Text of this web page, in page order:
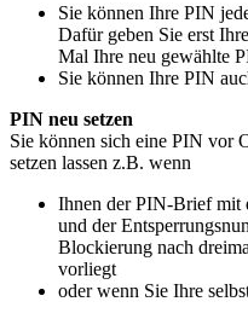
Sie können Ihre PIN
Dafür geben Sie erst
Mal Ihre neu gewählte
Sie können Ihre PIN
PIN neu setzen
Sie können sich eine PIN vor
setzen lassen z.B. wenn
Ihnen der PIN-Brief mit
und der
Blockierung nach
vorliegt
oder wenn Sie Ihre